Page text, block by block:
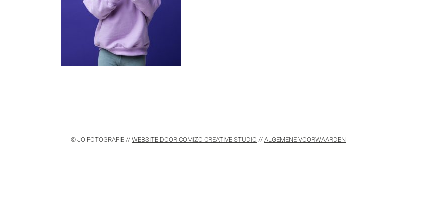
© JO FOTOGRAFIE // WEBSITE DOOR COMIZO CREATIVE STUDIO // ALGEMENE VOORWAARDEN